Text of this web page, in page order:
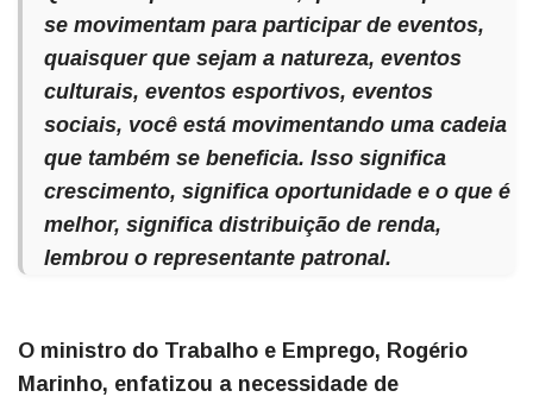
se movimentam para participar de eventos,
quaisquer que sejam a natureza, eventos
culturais, eventos esportivos, eventos
sociais, você está movimentando uma cadeia
que também se beneficia. Isso significa
crescimento, significa oportunidade e o que é
melhor, significa distribuição de renda,
lembrou o representante patronal.
O ministro do Trabalho e Emprego, Rogério
Marinho, enfatizou a necessidade de